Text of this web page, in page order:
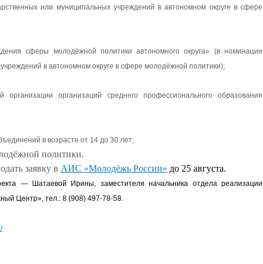
или муниципальных учреждений в автономном округе в сфере
сферы молодёжной политики автономного округа» (в номинации
в автономном округе в сфере молодёжной политики);
организаций среднего профессионального образования
в возрасте от 14 до 30 лет;
политики.
заявку в АИС «Молодёжь России» до 25 августа.
— Шатаевой Ирины, заместителя начальника отдела реализации
Центр», тел.: 8 (908) 497-78-58.